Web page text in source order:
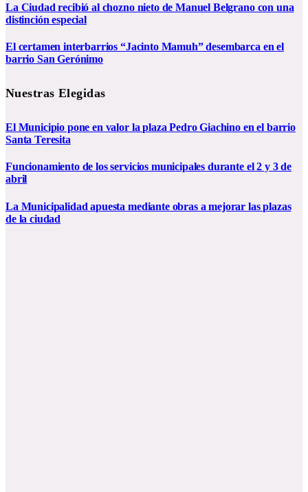
La Ciudad recibió al chozno nieto de Manuel Belgrano con una
distinción especial
El certamen interbarrios “Jacinto Mamuh” desembarca en el
barrio San Gerónimo
Nuestras Elegidas
El Municipio pone en valor la plaza Pedro Giachino en el barrio
Santa Teresita
Funcionamiento de los servicios municipales durante el 2 y 3 de
abril
La Municipalidad apuesta mediante obras a mejorar las plazas
de la ciudad